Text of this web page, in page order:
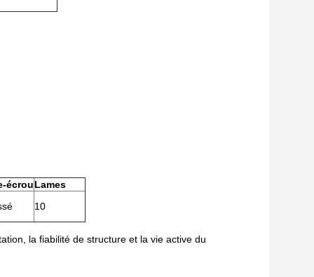
écrouLames
10
la fiabilité de structure et la vie active du